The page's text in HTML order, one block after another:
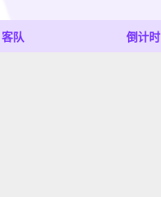
客队 倒计时